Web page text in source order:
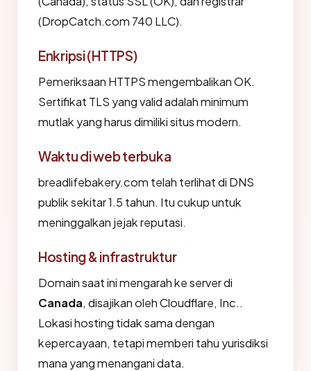
(DropCatch.com 740 LLC).
Enkripsi (HTTPS)
Pemeriksaan HTTPS mengembalikan OK.
Sertifikat TLS yang valid adalah minimum
mutlak yang harus dimiliki situs modern.
Waktu di web terbuka
breadlifebakery.com telah terlihat di DNS
publik sekitar 1.5 tahun. Itu cukup untuk
meninggalkan jejak reputasi.
Hosting & infrastruktur
Domain saat ini mengarah ke server di
Canada, disajikan oleh Cloudflare, Inc..
Lokasi hosting tidak sama dengan
kepercayaan, tetapi memberi tahu yurisdiksi
mana yang menangani data.